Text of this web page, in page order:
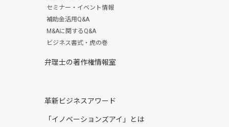
セミナー・イベント情報
補助金活用Q&A
M&Aに関するQ&A
ビジネス書式・虎の巻
弁理士の著作権情報室
革新ビジネスアワード
「イノベーションズアイ」とは